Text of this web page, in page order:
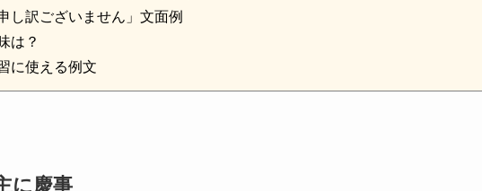
し訳ございません」文面例
は？
に使える例文
に慶事